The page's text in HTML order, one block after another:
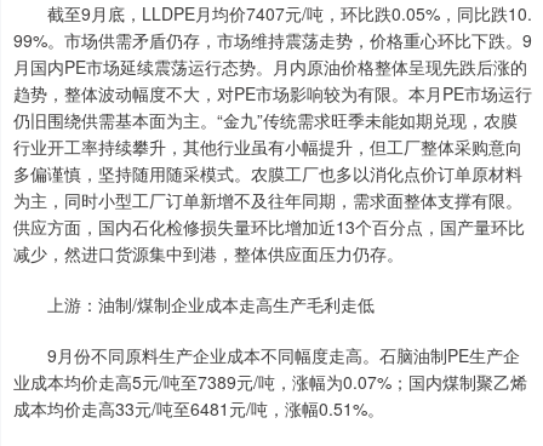
截至9月底，LLDPE月均价7407元/吨，环比跌0.05%，同比跌10.
99%。市场供需矛盾仍存，市场维持震荡走势，价格重心环比下跌。9
月国内PE市场延续震荡运行态势。月内原油价格整体呈现先跌后涨的
趋势，整体波动幅度不大，对PE市场影响较为有限。本月PE市场运行
仍旧围绕供需基本面为主。“金九”传统需求旺季未能如期兑现，农膜
行业开工率持续攀升，其他行业虽有小幅提升，但工厂整体采购意向
多偏谨慎，坚持随用随采模式。农膜工厂也多以消化点价订单原材料
为主，同时小型工厂订单新增不及往年同期，需求面整体支撑有限。
供应方面，国内石化检修损失量环比增加近13个百分点，国产量环比
减少，然进口货源集中到港，整体供应面压力仍存。
上游：油制/煤制企业成本走高生产毛利走低
9月份不同原料生产企业成本不同幅度走高。石脑油制PE生产企
业成本均价走高5元/吨至7389元/吨，涨幅为0.07%；国内煤制聚乙烯
成本均价走高33元/吨至6481元/吨，涨幅0.51%。